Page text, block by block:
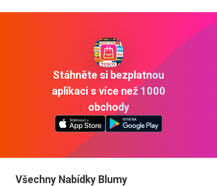
Stáhněte si bezplatnou
aplikaci s více než 1000
obchody
Všechny Nabídky Blumy